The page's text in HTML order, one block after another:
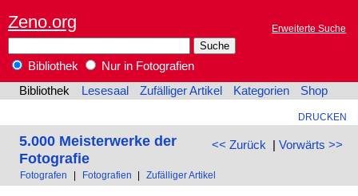
Zeno.org Erweiterte Suche
Bibliothek
Nur in Fotografien
Bibliothek
Lesesaal Zufälliger Artikel Kategorien Shop
DRUCKEN
<< Zurück | Vorwärts >>
5.000 Meisterwerke der
Fotografie
Fotografen Fotografien Zufälliger Artikel